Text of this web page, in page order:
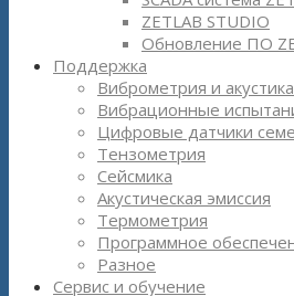
ZETLAB STUDIO
Обновление ПО
Поддержка
Виброметрия и акустика
Вибрационные
Цифровые датчики
Тензометрия
Сейсмика
Акустическая эмиссия
Термометрия
Программное
Разное
Сервис и обучение